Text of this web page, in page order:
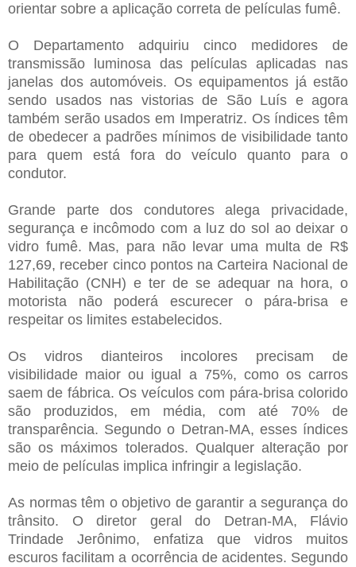
orientar sobre a aplicação correta de películas fumê.
O Departamento adquiriu cinco medidores de
transmissão luminosa das películas aplicadas nas
janelas dos automóveis. Os equipamentos já estão
sendo usados nas vistorias de São Luís e agora
também serão usados em Imperatriz. Os índices têm
de obedecer a padrões mínimos de visibilidade tanto
para quem está fora do veículo quanto para o
condutor.
Grande parte dos condutores alega privacidade,
segurança e incômodo com a luz do sol ao deixar o
vidro fumê. Mas, para não levar uma multa de R$
127,69, receber cinco pontos na Carteira Nacional de
Habilitação (CNH) e ter de se adequar na hora, o
motorista não poderá escurecer o pára-brisa e
respeitar os limites estabelecidos.
Os vidros dianteiros incolores precisam de
visibilidade maior ou igual a 75%, como os carros
saem de fábrica. Os veículos com pára-brisa colorido
são produzidos, em média, com até 70% de
transparência. Segundo o Detran-MA, esses índices
são os máximos tolerados. Qualquer alteração por
meio de películas implica infringir a legislação.
As normas têm o objetivo de garantir a segurança do
trânsito. O diretor geral do Detran-MA, Flávio
Trindade Jerônimo, enfatiza que vidros muitos
escuros facilitam a ocorrência de acidentes. Segundo